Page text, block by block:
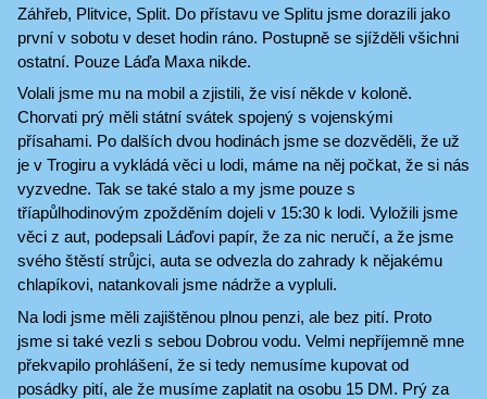
Záhřeb, Plitvice, Split. Do přístavu ve Splitu jsme dorazili jako
první v sobotu v deset hodin ráno. Postupně se sjížděli všichni
ostatní. Pouze Láďa Maxa nikde.
Volali jsme mu na mobil a zjistili, že visí někde v koloně.
Chorvati prý měli státní svátek spojený s vojenskými
přísahami. Po dalších dvou hodinách jsme se dozvěděli, že už
je v Trogiru a vykládá věci u lodi, máme na něj počkat, že si nás
vyzvedne. Tak se také stalo a my jsme pouze s
tříapůlhodinovým zpožděním dojeli v 15:30 k lodi. Vyložili jsme
věci z aut, podepsali Láďovi papír, že za nic neručí, a že jsme
svého štěstí strůjci, auta se odvezla do zahrady k nějakému
chlapíkovi, natankovali jsme nádrže a vypluli.
Na lodi jsme měli zajištěnou plnou penzi, ale bez pití. Proto
jsme si také vezli s sebou Dobrou vodu. Velmi nepříjemně mne
překvapilo prohlášení, že si tedy nemusíme kupovat od
posádky pití, ale že musíme zaplatit na osobu 15 DM. Prý za